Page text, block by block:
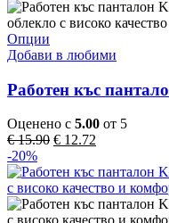
on
product
page
Опции
product
multiple
variants.
The
options
may
be
chosen
on
the
Добави в любими
Работен къс
Оценено с 5.00 от 5
€15.90 Original
was:
€ 15.90.
€ 12.72
е:
€ 12.72.
-20%